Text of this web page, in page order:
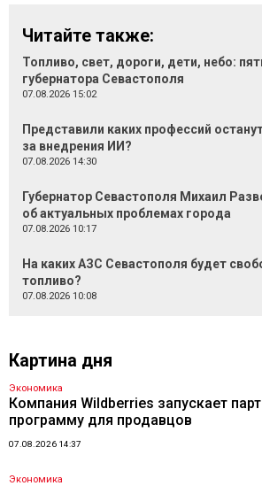
Читайте также:
Топливо, свет, дороги, дети, небо:
губернатора Севастополя
07.08.2026 15:02
Представили каких профессий
за внедрения ИИ?
07.08.2026 14:30
Губернатор Севастополя Михаил
об актуальных проблемах города
07.08.2026 10:17
На каких АЗС Севастополя будет
топливо?
07.08.2026 10:08
Картина дня
Экономика
Компания Wildberries запускает
программу для продавцов
07.08.2026 14:37
Экономика